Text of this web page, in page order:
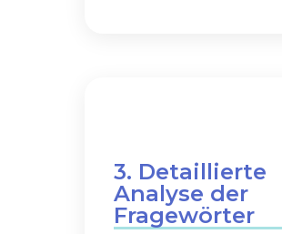
3. Detaillierte
Analyse der
Fragewörter